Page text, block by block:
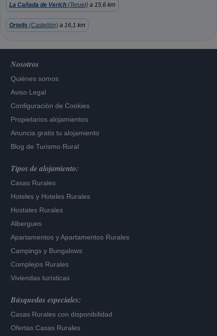
La Cañada de Verich (Teruel) a 15,6 km
Ortells (Castellón) a 16,1 km
Nosotros
Quiénes somos
Aviso Legal
Configuración de Cookies
Propietarios alojamientos
Anuncia gratis tu alojamiento
Blog de Turismo Rural
Tipos de alojamiento:
Casas Rurales
Hoteles y Hoteles Rurales
Hostales Rurales
Albergues
Apartamentos yApartamentos Rurales
Campings y Bungalows
Complejos Rurales
Viviendas turísticas
Búsquedas especiales:
Casas Rurales con disponibilidad
Ofertas Casas Rurales